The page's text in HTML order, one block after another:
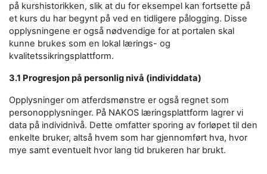
på kurshistorikken, slik at du for eksempel kan fortsette på
et kurs du har begynt på ved en tidligere pålogging. Disse
opplysningene er også nødvendige for at portalen skal
kunne brukes som en lokal lærings- og
kvalitetssikringsplattform.
3.1 Progresjon på personlig nivå (individdata)
Opplysninger om atferdsmønstre er også regnet som
personopplysninger. På NAKOS læringsplattform lagrer vi
data på individnivå. Dette omfatter sporing av forløpet til den
enkelte bruker, altså hvem som har gjennomført hva, hvor
mye samt eventuelt hvor lang tid brukeren har brukt.